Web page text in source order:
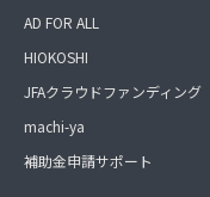
AD FOR ALL
HIOKOSHI
JFAクラウドファンディング
machi-ya
補助金申請サポート